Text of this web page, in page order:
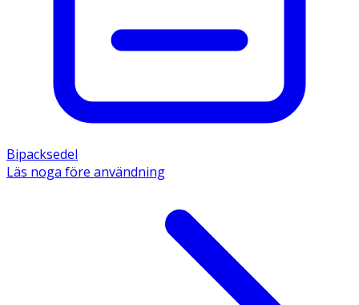
Bipacksedel
Läs noga före användning